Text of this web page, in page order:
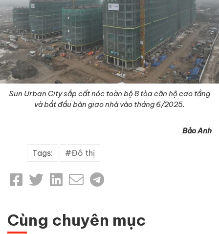
Sun Urban City sắp cất nóc toàn bộ 8 tòa căn hộ cao tầng
và bắt đầu bàn giao nhà vào tháng 6/2025.
Bảo Anh
Tags: Đô thị
Cùng chuyên mục